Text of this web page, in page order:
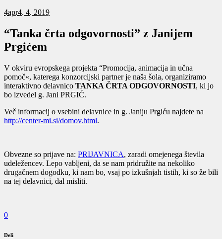
4apr4. 4. 2019
“Tanka črta odgovornosti” z Janijem
Prgićem
V okviru evropskega projekta “Promocija, animacija in učna
pomoč«, katerega konzorcijski partner je naša šola, organiziramo
interaktivno delavnico TANKA ČRTA ODGOVORNOSTI, ki jo
bo izvedel g. Jani PRGIĆ.
Več informacij o vsebini delavnice in g. Janiju Prgiću najdete na
http://center-mi.si/domov.html.
Obvezne so prijave na: PRIJAVNICA, zaradi omejenega števila
udeležencev. Lepo vabljeni, da se nam pridružite na nekoliko
drugačnem dogodku, ki nam bo, vsaj po izkušnjah tistih, ki so že bili
na tej delavnici, dal misliti.
0
Deli